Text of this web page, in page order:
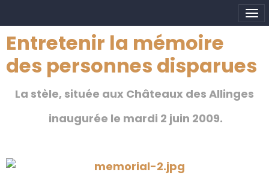
Entretenir la mémoire
des personnes disparues
La stèle, située aux Châteaux des Allinges
inaugurée le mardi 2 juin 2009.